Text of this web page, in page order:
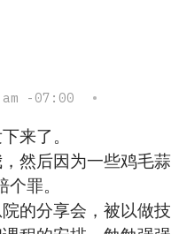
-07:00 •
来了。
然后因为一些鸡毛
罪。
的分享会，被以做